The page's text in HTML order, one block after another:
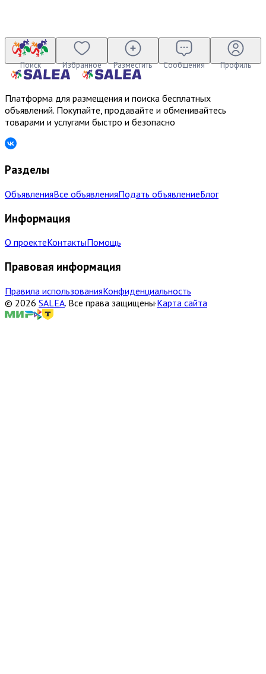
Поиск Избранное Разместить Сообщения Профиль
Платформа для размещения и поиска бесплатных
объявлений. Покупайте, продавайте и обменивайтесь
товарами и услугами быстро и безопасно
Разделы
ОбъявленияВсе объявленияПодать объявлениеБлог
Информация
О проектеКонтактыПомощь
Правовая информация
Правила использованияКонфиденциальность
© 2026 SALEA. Все права защищены·Карта сайта